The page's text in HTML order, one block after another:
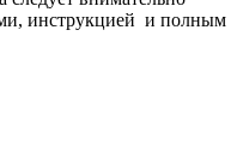
инструкцией и полным